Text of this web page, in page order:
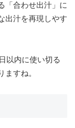
「合わせ出汁」に
出汁を再現しやす
以内に使い切る
ますね。